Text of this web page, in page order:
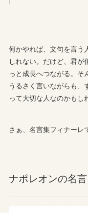
何かやれば、文句を言う
しれない。だけど、君が
っと成長へつながる。そ
うるさく言いながらも、
って大切な人なのかもし
さぁ、名言集フィナーレ
ナポレオンの名言